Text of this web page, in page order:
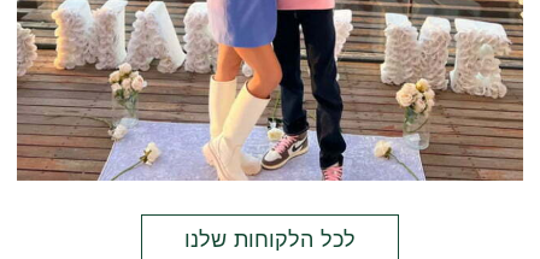
לכל הלקוחות שלנו